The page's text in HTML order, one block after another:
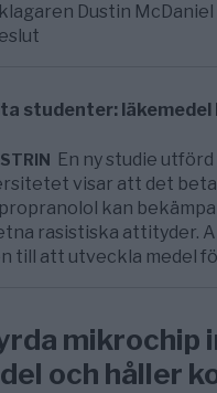
Dustin McDaniel
studenter: läkemedel
En ny studie
visar att det
kan bekämpa
rasistiska attityder.
till att utveckla medel
mikrochip
och håller